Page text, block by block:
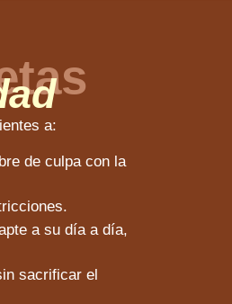
a:
de culpa con la
a su día a día,
sacrificar el